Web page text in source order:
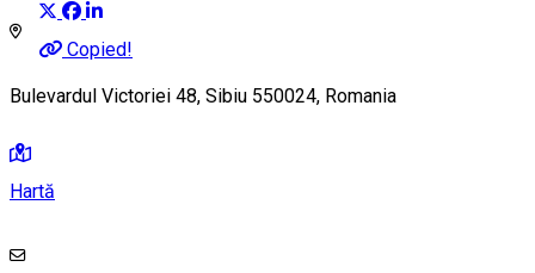
Copied!
Bulevardul Victoriei 48, Sibiu 550024, Romania
Hartă